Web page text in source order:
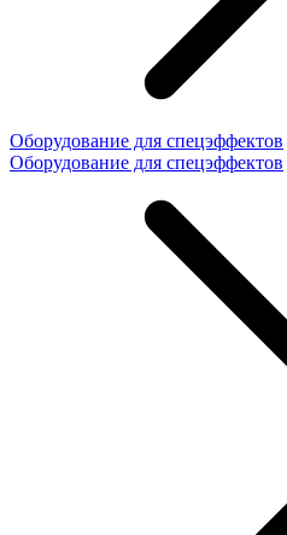
Оборудование для спецэффектов
Оборудование для спецэффектов